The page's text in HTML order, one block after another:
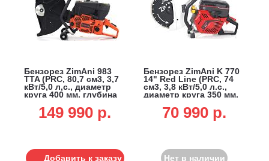
Бензорез ZimAni 983
TTA (PRC, 80,7 см3, 3,7
кВт/5,0 л,с., диаметр
круга 400 мм, глубина
149 990 p.
Добавить к заказу
Бензорез ZimAni K 770
14" Red Line (PRC, 74
см3, 3,8 кВт/5,0 л.с.,
диаметр круга 350 мм,
10,1 кг.)70 990 p.
Нет в наличии